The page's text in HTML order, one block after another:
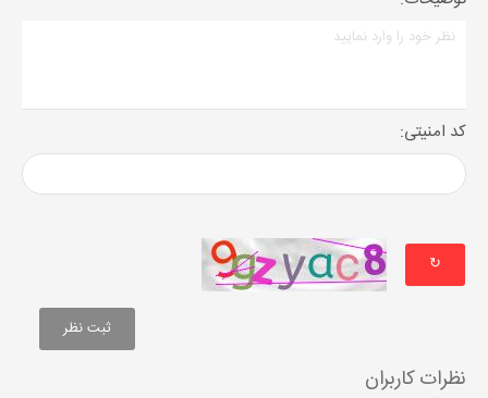
کد امنیتی:
↻
نظرات کاربران